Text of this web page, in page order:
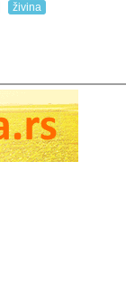
živina